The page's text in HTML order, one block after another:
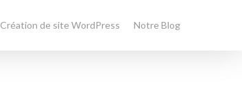
Création de site WordPress Notre Blog